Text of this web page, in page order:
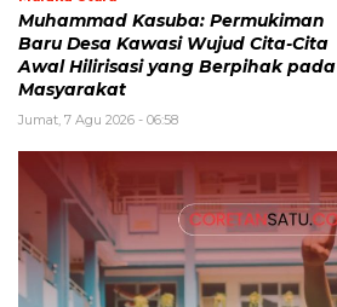
Muhammad Kasuba: Permukiman
Baru Desa Kawasi Wujud Cita-Cita
Awal Hilirisasi yang Berpihak pada
Masyarakat
Jumat, 7 Agu 2026 - 06:58